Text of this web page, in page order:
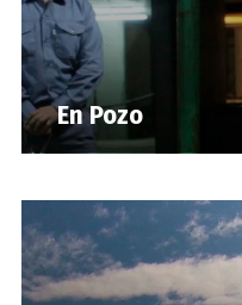
En Pozo